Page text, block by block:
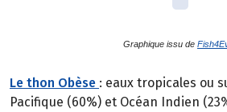
Graphique issu de
Le thon Obèse : eaux tropicales ou
Pacifique (60%) et Océan Indien